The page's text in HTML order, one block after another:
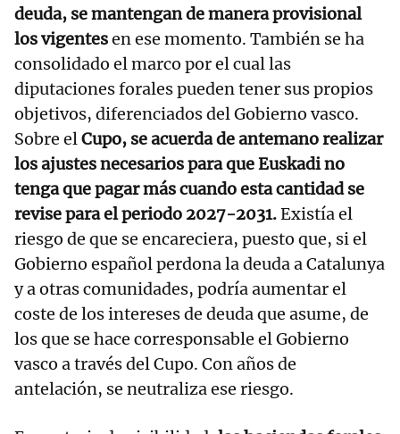
deuda, se mantengan de manera provisional
los vigentesen ese momento. También se ha
consolidado el marco por el cual las
diputaciones forales pueden tener sus propios
objetivos, diferenciados del Gobierno vasco.
Sobre elCupo, se acuerda de antemano realizar
los ajustes necesarios para que Euskadi no
tenga que pagar más cuando esta cantidad se
revise para el periodo 2027-2031.Existía el
riesgo de que se encareciera, puesto que, si el
Gobierno español perdona la deuda a Catalunya
y a otras comunidades, podría aumentar el
coste de los intereses de deuda que asume, de
los que se hace corresponsable el Gobierno
vasco a través del Cupo. Con años de
antelación, se neutraliza ese riesgo.